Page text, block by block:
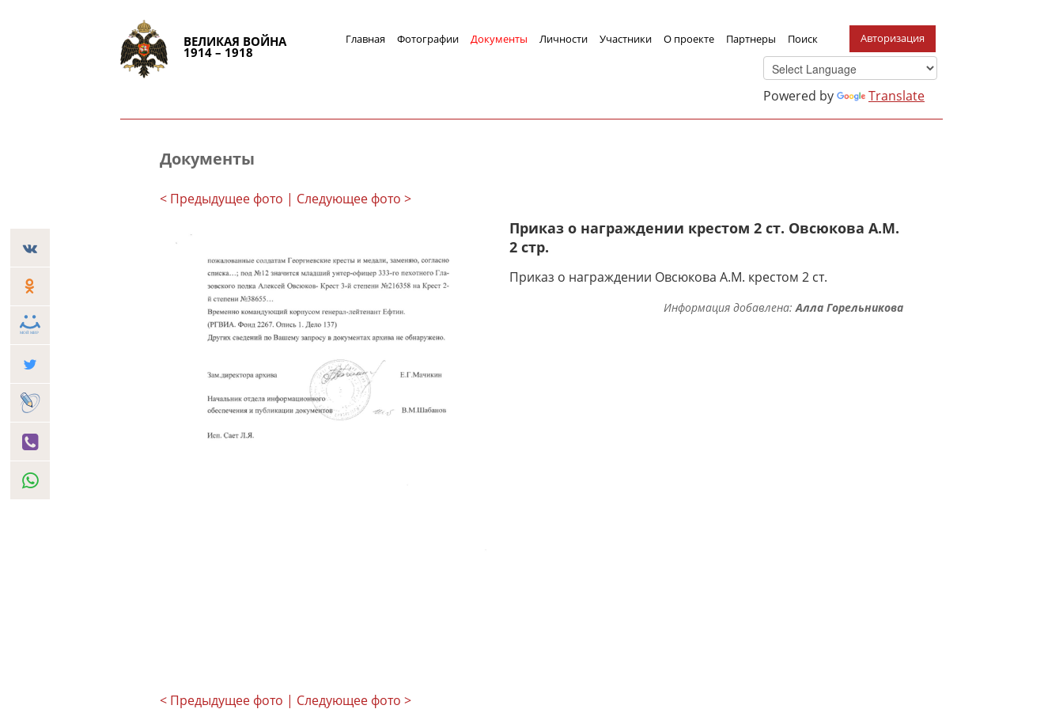
ВЕЛИКАЯ ВОЙНА
1914 – 1918
Главная Фотографии Документы Личности Участники О проекте Партнеры Поиск Авторизация
Powered by Translate
Документы
< Предыдущее фото | Следующее фото >
< Предыдущее фото | Следующее фото >
Приказ о награждении крестом 2 ст. Овсюкова А.М.
2 стр.
Приказ о награждении Овсюкова А.М. крестом 2 ст.
Информация добавлена:Алла Горельникова